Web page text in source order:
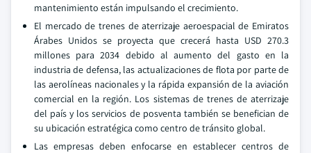
mantenimiento están impulsando el crecimiento.
El mercado de trenes de aterrizaje aeroespacial de Emiratos
Árabes Unidos se proyecta que crecerá hasta USD 270.3
millones para 2034 debido al aumento del gasto en la
industria de defensa, las actualizaciones de flota por parte de
las aerolíneas nacionales y la rápida expansión de la aviación
comercial en la región. Los sistemas de trenes de aterrizaje
del país y los servicios de posventa también se benefician de
su ubicación estratégica como centro de tránsito global.
Las empresas deben enfocarse en establecer centros de